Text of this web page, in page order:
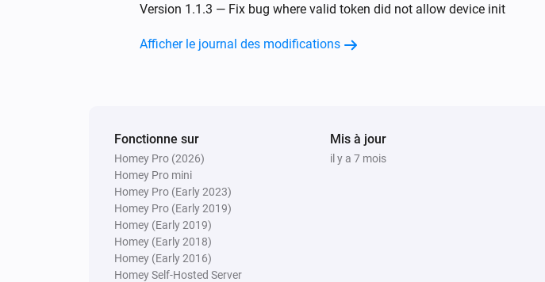
Version 1.1.3 — Fix bug where valid token did not allow device init
Afficher le journal des modifications
Fonctionne sur
Homey Pro (2026)
Homey Pro mini
Homey Pro (Early 2023)
Homey Pro (Early 2019)
Homey (Early 2019)
Homey (Early 2018)
Homey (Early 2016)
Homey Self-Hosted Server
Mis à jour
il y a 7 mois